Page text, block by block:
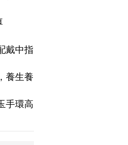
戴中指
養生養
手環高